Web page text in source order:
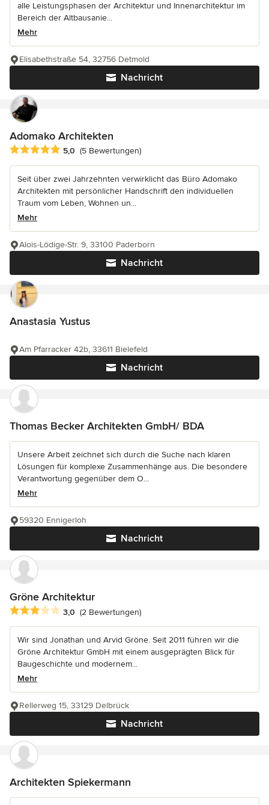
alle Leistungsphasen der Architektur und Innenarchitektur im
Bereich der Altbausanie...
Mehr
Nachricht
Elisabethstraße 54, 32756 Detmold
Adomako Architekten
Durchschnittliche Bewertung: 5 von 5 Sternen
5,0 (5 Bewertungen)
Seit über zwei Jahrzehnten verwirklicht das Büro Adomako
Architekten mit persönlicher Handschrift den individuellen
Traum vom Leben, Wohnen un...
Mehr
Nachricht
Alois-Lödige-Str. 9, 33100 Paderborn
Anastasia Yustus
Nachricht
Am Pfarracker 42b, 33611 Bielefeld
Thomas Becker Architekten GmbH/ BDA
Unsere Arbeit zeichnet sich durch die Suche nach klaren
Lösungen für komplexe Zusammenhänge aus. Die besondere
Verantwortung gegenüber dem O...
Mehr
Nachricht
59320 Ennigerloh
Gröne Architektur
Durchschnittliche Bewertung: 3 von 5 Sternen
3,0 (2 Bewertungen)
Wir sind Jonathan und Arvid Gröne. Seit 2011 führen wir die
Gröne Architektur GmbH mit einem ausgeprägten Blick für
Baugeschichte und modernem...
Mehr
Nachricht
Rellerweg 15, 33129 Delbrück
Architekten Spiekermann